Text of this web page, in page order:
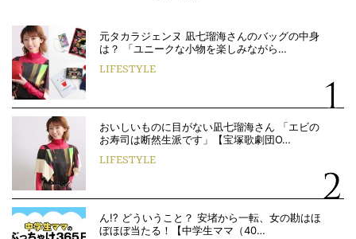
元タカラジェンヌ 凪七瑠海さんのバッグの中身
は？ 「ユニークな小物を楽しみながら…
LIFESTYLE
おいしいものに目がない凪七瑠海さん 「エビの
お寿司は断然生派です」【宝塚歌劇団O…
LIFESTYLE
ん!? どういうこと？ 安堵から一転、女の勘はほ
ぼほぼ当たる！【中学生ママ（40…